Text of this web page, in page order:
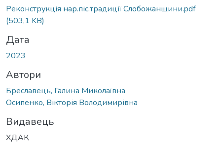
Реконструкція нар.піс.традиції Слобожанщини.pdf
(503,1 KB)
Дата
2023
Автори
Бреславець, Галина Миколаївна
Осипенко, Вікторія Володимирівна
Видавець
ХДАК